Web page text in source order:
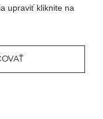
upraviť kliknite na